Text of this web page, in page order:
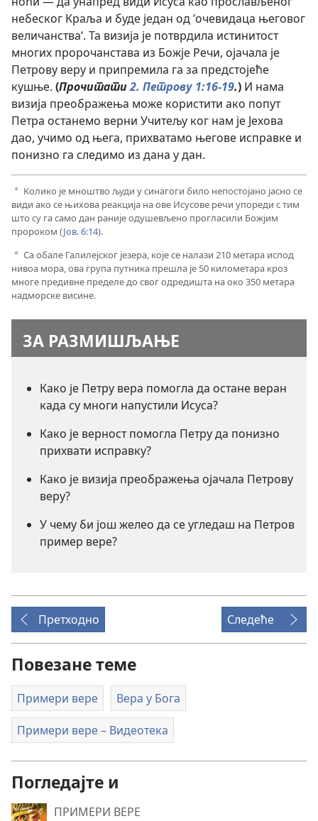
небеског Краља и буде један од ’очевидаца његовог
величанства‘. Та визија је потврдила истинитост
многих пророчанстава из Божје Речи, ојачала је
Петрову веру и припремила га за предстојеће
кушње. (Прочитати2. Петрову 1:16-19.) И нама
визија преображења може користити ако попут
Петра останемо верни Учитељу ког нам је Јехова
дао, учимо од њега, прихватамо његове исправке и
понизно га следимо из дана у дан.
a Колико је мноштво људи у синагоги било непостојано јасно се
види ако се њихова реакција на ове Исусове речи упореди с тим
што су га само дан раније одушевљено прогласили Божјим
пророком (Јов. 6:14).
b Са обале Галилејског језера, које се налази 210 метара испод
нивоа мора, ова група путника прешла је 50 километара кроз
многе предивне пределе до свог одредишта на око 350 метара
надморске висине.
ЗА РАЗМИШЉАЊЕ
Како је Петру вера помогла да остане веран
када су многи напустили Исуса?
Како је верност помогла Петру да понизно
прихвати исправку?
Како је визија преображења ојачала Петрову
веру?
У чему би још желео да се угледаш на Петров
пример вере?
Претходно Следеће
Повезане теме
Примери вере Вера у Бога
Примери вере – Видеотека
Погледајте и
ПРИМЕРИ ВЕРЕ